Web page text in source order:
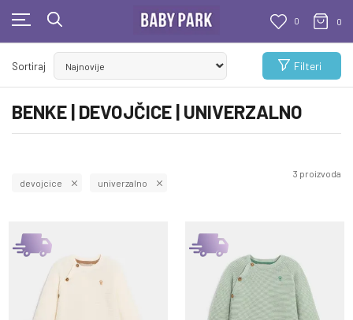
0 0
KUPUJTE BEZ OGRANIČENJA!
- DO 12 RATA BEZ LIMITA
BENKE | DEVOJČICE | UNIVERZALNO
Sortiraj Filteri
devojcice univerzalno
3 proizvoda